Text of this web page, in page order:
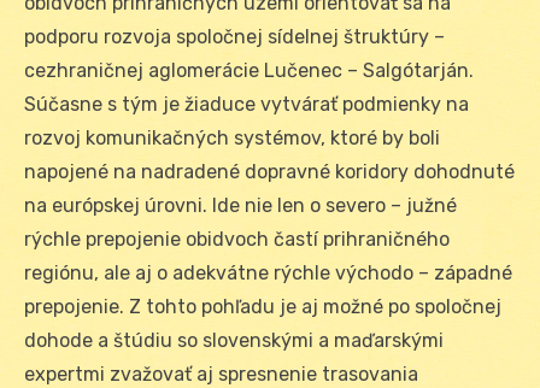
podporu rozvoja spoločnej sídelnej štruktúry –
cezhraničnej aglomerácie Lučenec – Salgótarján.
Súčasne s tým je žiaduce vytvárať podmienky na
rozvoj komunikačných systémov, ktoré by boli
napojené na nadradené dopravné koridory dohodnuté
na európskej úrovni. Ide nie len o severo – južné
rýchle prepojenie obidvoch častí prihraničného
regiónu, ale aj o adekvátne rýchle východo – západné
prepojenie. Z tohto pohľadu je aj možné po spoločnej
dohode a štúdiu so slovenskými a maďarskými
expertmi zvažovať aj spresnenie trasovania